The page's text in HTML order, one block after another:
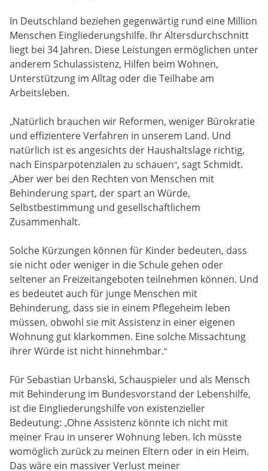
In Deutschland beziehen gegenwärtig rund eine Million
Menschen Eingliederungshilfe. Ihr Altersdurchschnitt
liegt bei 34 Jahren. Diese Leistungen ermöglichen unter
anderem Schulassistenz, Hilfen beim Wohnen,
Unterstützung im Alltag oder die Teilhabe am
Arbeitsleben.
„Natürlich brauchen wir Reformen, weniger Bürokratie
und effizientere Verfahren in unserem Land. Und
natürlich ist es angesichts der Haushaltslage richtig,
nach Einsparpotenzialen zu schauen“, sagt Schmidt.
„Aber wer bei den Rechten von Menschen mit
Behinderung spart, der spart an Würde,
Selbstbestimmung und gesellschaftlichem
Zusammenhalt.
Solche Kürzungen können für Kinder bedeuten, dass
sie nicht oder weniger in die Schule gehen oder
seltener an Freizeitangeboten teilnehmen können. Und
es bedeutet auch für junge Menschen mit
Behinderung, dass sie in einem Pflegeheim leben
müssen, obwohl sie mit Assistenz in einer eigenen
Wohnung gut klarkommen. Eine solche Missachtung
ihrer Würde ist nicht hinnehmbar.“
Für Sebastian Urbanski, Schauspieler und als Mensch
mit Behinderung im Bundesvorstand der Lebenshilfe,
ist die Eingliederungshilfe von existenzieller
Bedeutung: „Ohne Assistenz könnte ich nicht mit
meiner Frau in unserer Wohnung leben. Ich müsste
womöglich zurück zu meinen Eltern oder in ein Heim.
Das wäre ein massiver Verlust meiner